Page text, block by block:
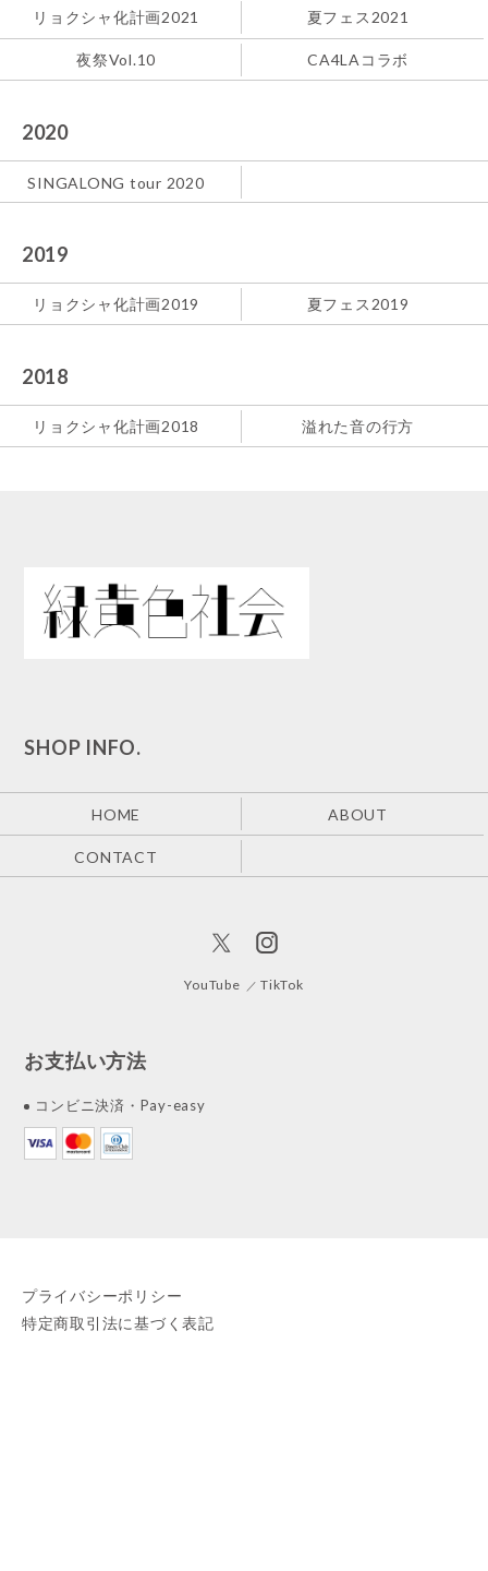
リョクシャ化計画2021 夏フェス2021
夜祭Vol.10 CA4LAコラボ
2020
SINGALONG tour 2020
2019
リョクシャ化計画2019 夏フェス2019
2018
リョクシャ化計画2018 溢れた音の行方
SHOP INFO.
HOME ABOUT
CONTACT
YouTube TikTok
お支払い方法
コンビニ決済・Pay-easy
プライバシーポリシー
特定商取引法に基づく表記